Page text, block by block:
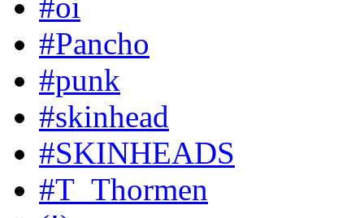
#oi
#Pancho
#punk
#skinhead
#SKINHEADS
#T_Thormen